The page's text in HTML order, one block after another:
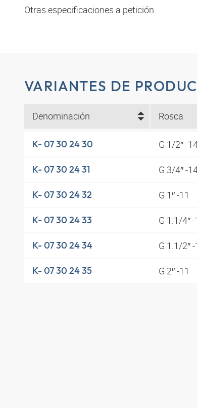
Otras especificaciones a petición.
VARIANTES DE
Denominación Rosca
K- 07 30 24 30 G 1/2″ -
K- 07 30 24 31 G 3/4″ -
K- 07 30 24 32 G 1″ -11
K- 07 30 24 33 G 1.1/4″ -
K- 07 30 24 34 G 1.1/2″ -
K- 07 30 24 35 G 2″ -11